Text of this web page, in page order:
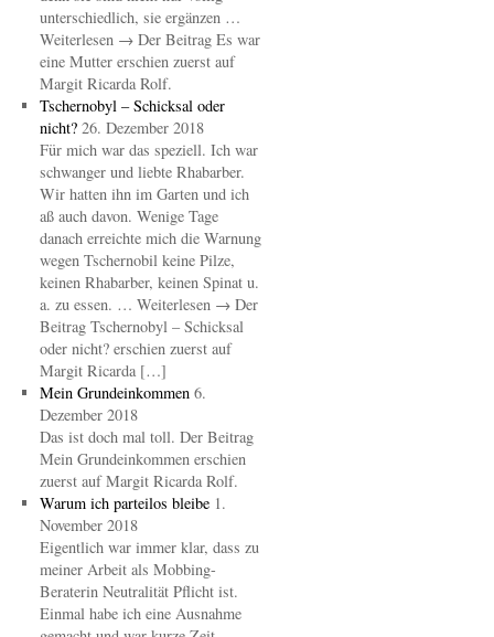
unterschiedlich, sie ergänzen …
Weiterlesen → Der Beitrag Es war
eine Mutter erschien zuerst auf
Margit Ricarda Rolf.
Tschernobyl – Schicksal oder
nicht? 26. Dezember 2018
Für mich war das speziell. Ich war
schwanger und liebte Rhabarber.
Wir hatten ihn im Garten und ich
aß auch davon. Wenige Tage
danach erreichte mich die Warnung
wegen Tschernobil keine Pilze,
keinen Rhabarber, keinen Spinat u.
a. zu essen. … Weiterlesen → Der
Beitrag Tschernobyl – Schicksal
oder nicht? erschien zuerst auf
Margit Ricarda […]
Mein Grundeinkommen 6.
Dezember 2018
Das ist doch mal toll. Der Beitrag
Mein Grundeinkommen erschien
zuerst auf Margit Ricarda Rolf.
Warum ich parteilos bleibe 1.
November 2018
Eigentlich war immer klar, dass zu
meiner Arbeit als Mobbing-
Beraterin Neutralität Pflicht ist.
Einmal habe ich eine Ausnahme